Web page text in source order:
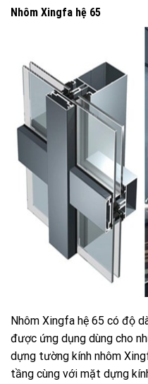
Nhôm Xingfa hệ 65
Nhôm Xingfa hệ 65 có độ
được ứng dụng dùng cho
dựng tường kính nhôm
tầng cùng với mặt dựng